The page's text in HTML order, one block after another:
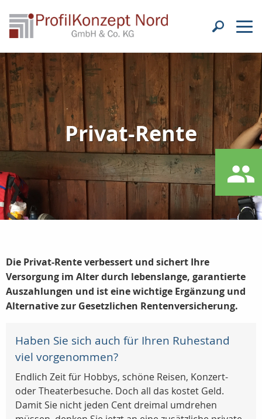
Privat-Rente
Die Privat-Rente verbessert und sichert Ihre
Versorgung im Alter durch lebenslange, garantierte
Auszahlungen und ist eine wichtige Ergänzung und
Alternative zur Gesetzlichen Rentenversicherung.
Haben Sie sich auch für Ihren Ruhestand
viel vorgenommen?
Endlich Zeit für Hobbys, schöne Reisen, Konzert-
oder Theaterbesuche. Doch all das kostet Geld.
Damit Sie nicht jeden Cent dreimal umdrehen